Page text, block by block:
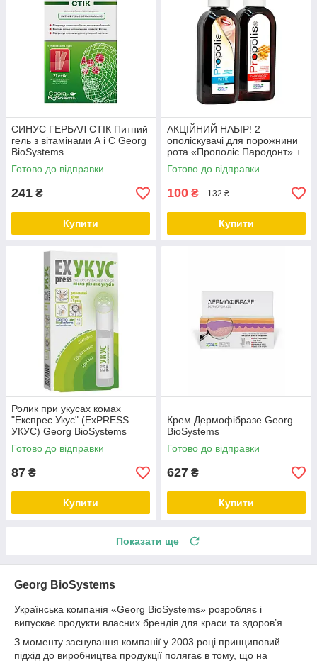
СИНУС ГЕРБАЛ СТІК Питний
гель з вітамінами А і С Georg
BioSystems
Готово до відправки
241 ₴
Купити
АКЦІЙНИЙ НАБІР! 2
ополіскувачі для порожнини
рота «Прополіс Пародонт» +
«Прополіс Вайт» за
ЗНИЖЕНОЮ ЦІНОЮ
Готово до відправки
100 ₴ 132 ₴
Купити
Ролик при укусах комах
"Експрес Укус" (ExPRESS
УКУС) Georg BioSystems
Готово до відправки
87 ₴
Купити
Крем Дермофібразе Georg
BioSystems
Готово до відправки
627 ₴
Купити
Показати ще
Georg BioSystems
Українська компанія «Georg BioSystems» розробляє і
випускає продукти власних брендів для краси та здоров’я.
З моменту заснування компанії у 2003 році принциповий
підхід до виробництва продукції полягає в тому, що на